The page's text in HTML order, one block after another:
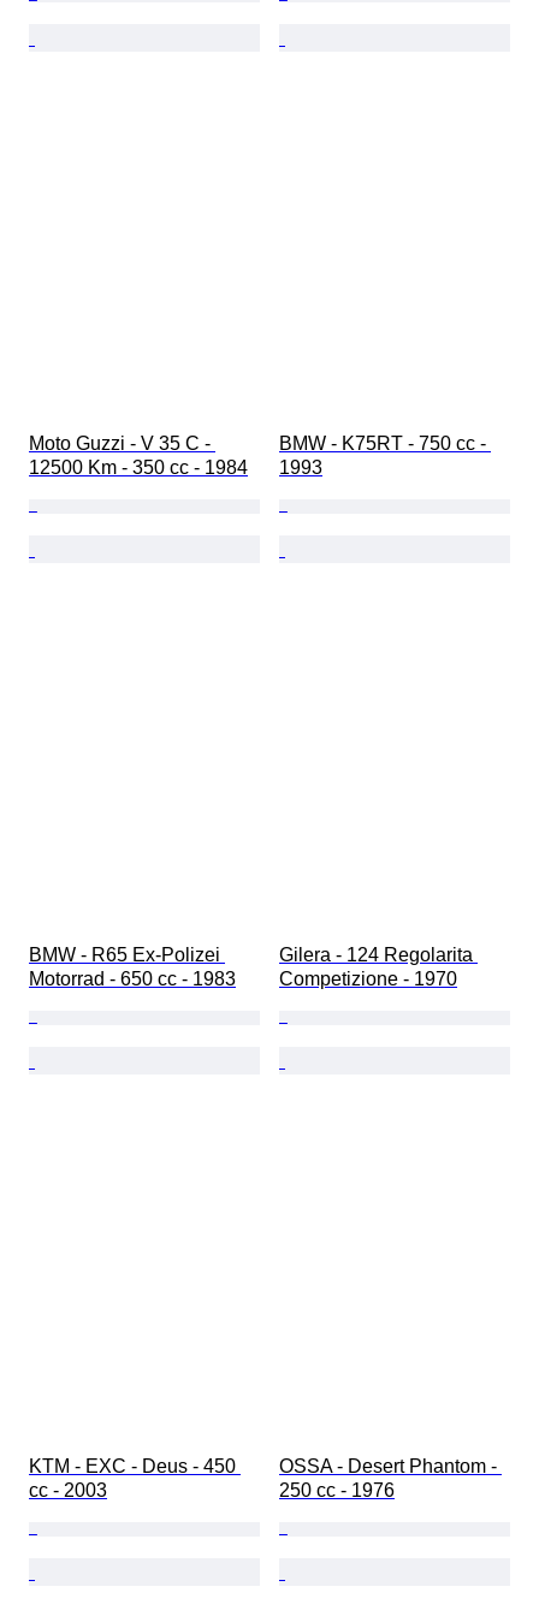
Moto Guzzi - V 35 C -
12500 Km - 350 cc - 1984
BMW - K75RT - 750 cc -
1993
BMW - R65 Ex-Polizei
Motorrad - 650 cc - 1983
Gilera - 124 Regolarita
Competizione - 1970
KTM - EXC - Deus - 450
cc - 2003
OSSA - Desert Phantom -
250 cc - 1976